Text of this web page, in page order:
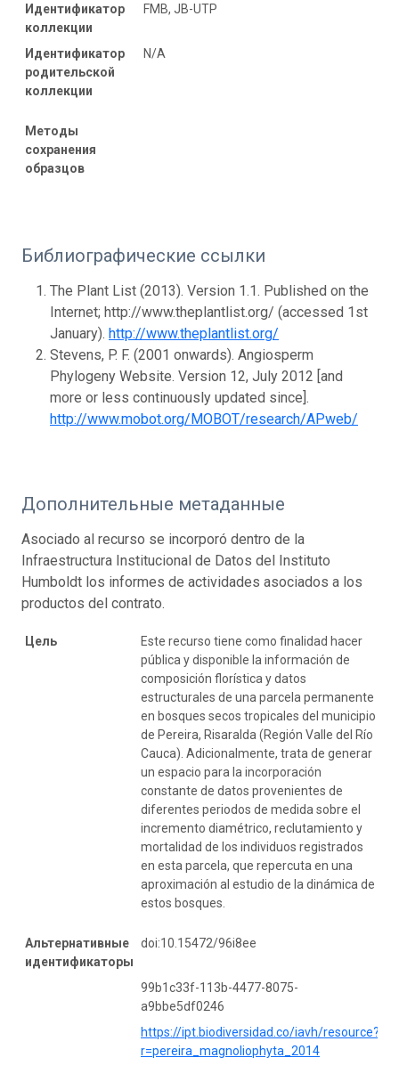
Идентификатор
коллекции
FMB, JB-UTP
Идентификатор
родительской
коллекции
N/A
Методы
сохранения
образцов
Библиографические ссылки
The Plant List (2013). Version 1.1. Published on the
Internet; http://www.theplantlist.org/ (accessed 1st
January). http://www.theplantlist.org/
Stevens, P. F. (2001 onwards). Angiosperm
Phylogeny Website. Version 12, July 2012 [and
more or less continuously updated since].
http://www.mobot.org/MOBOT/research/APweb/
Дополнительные метаданные
Asociado al recurso se incorporó dentro de la
Infraestructura Institucional de Datos del Instituto
Humboldt los informes de actividades asociados a los
productos del contrato.
Цель
Este recurso tiene como finalidad hacer
pública y disponible la información de
composición florística y datos
estructurales de una parcela permanente
en bosques secos tropicales del municipio
de Pereira, Risaralda (Región Valle del Río
Cauca). Adicionalmente, trata de generar
un espacio para la incorporación
constante de datos provenientes de
diferentes periodos de medida sobre el
incremento diamétrico, reclutamiento y
mortalidad de los individuos registrados
en esta parcela, que repercuta en una
aproximación al estudio de la dinámica de
estos bosques.
Альтернативные
идентификаторы
doi:10.15472/96i8ee
99b1c33f-113b-4477-8075-
a9bbe5df0246
https://ipt.biodiversidad.co/iavh/resource?
r=pereira_magnoliophyta_2014